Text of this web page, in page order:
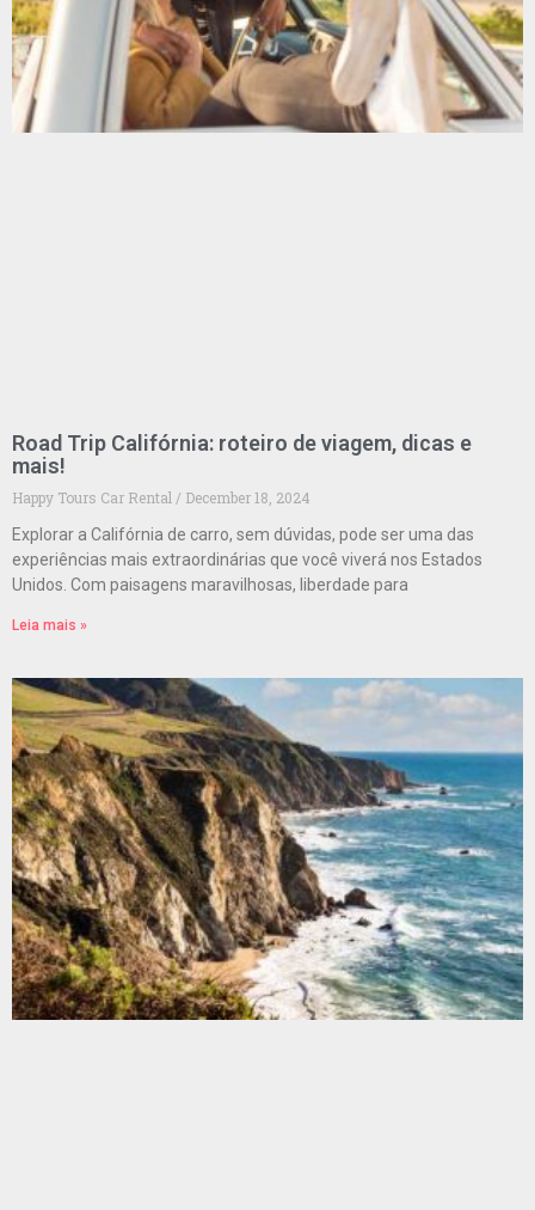
Road Trip Califórnia: roteiro de viagem, dicas e
mais!
Happy Tours Car Rental
December 18, 2024
Explorar a Califórnia de carro, sem dúvidas, pode ser uma das
experiências mais extraordinárias que você viverá nos Estados
Unidos. Com paisagens maravilhosas, liberdade para
Leia mais »